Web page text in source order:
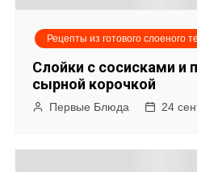
Рецепты из готового слоеного
Слойки с сосисками и
сырной корочкой
Первые Блюда 24